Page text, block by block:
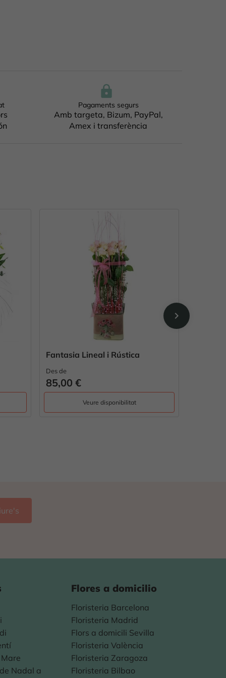
Pagaments segurs
Amb targeta, Bizum, PayPal,
Amex i transferència
Somriures de Flors
59,00 €
Veure disponibilitat
chevron_right
Nadal a
Flores a domicilio
Floristeria Barcelona
Floristeria Madrid
Flors a domicili Sevilla
Floristeria València
Floristeria Zaragoza
Floristeria Bilbao